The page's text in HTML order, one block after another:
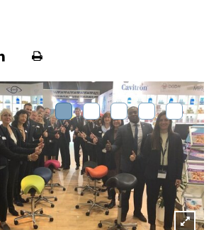
Seite